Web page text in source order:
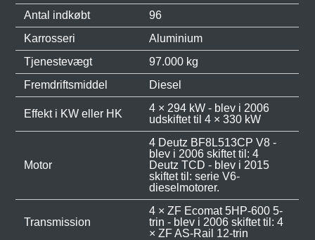
Antal indkøbt
96
Karrosseri
Aluminium
Tjenestevægt
97.000 kg
Fremdriftsmiddel
Diesel
Effekt i KW eller HK
4 × 294 kW - blev i 2006
udskiftet til 4 × 330 kW
Motor
4 Deutz BF8L513CP V8 -
blev i 2006 skiftet til: 4
Deutz TCD - blev i 2015
skiftet til: serie V6-
dieselmotorer.
Transmission
4 × ZF Ecomat 5HP-600 5-
trin - blev i 2006 skiftet til: 4
× ZF AS-Rail 12-trin